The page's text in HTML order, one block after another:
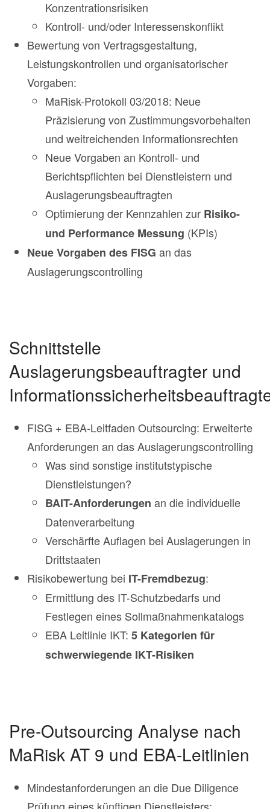
Konzentrationsrisiken
Kontroll- und/oder Interessenskonflikt
Bewertung von Vertragsgestaltung,
Leistungskontrollen und organisatorischer
Vorgaben:
MaRisk-Protokoll 03/2018: Neue
Präzisierung von Zustimmungsvorbehalten
und weitreichenden Informationsrechten
Neue Vorgaben an Kontroll- und
Berichtspflichten bei Dienstleistern und
Auslagerungsbeauftragten
Optimierung der Kennzahlen zur Risiko-
und Performance Messung (KPIs)
Neue Vorgaben des FISG an das
Auslagerungscontrolling
Schnittstelle
Auslagerungsbeauftragter und
FISG + EBA-Leitfaden Outsourcing: Erweiterte
Anforderungen an das Auslagerungscontrolling
Was sind sonstige institutstypische
Dienstleistungen?
BAIT-Anforderungen an die individuelle
Datenverarbeitung
Verschärfte Auflagen bei Auslagerungen in
Drittstaaten
Risikobewertung bei IT-Fremdbezug:
Ermittlung des IT-Schutzbedarfs und
Festlegen eines Sollmaßnahmenkatalogs
EBA Leitlinie IKT: 5 Kategorien für
schwerwiegende IKT-Risiken
Pre-Outsourcing Analyse nach
MaRisk AT 9 und EBA-Leitlinien
Mindestanforderungen an die Due Diligence